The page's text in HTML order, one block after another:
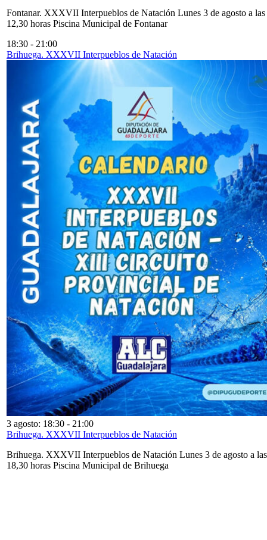
Fontanar. XXXVII Interpueblos de Natación Lunes 3 de agosto a las
12,30 horas Piscina Municipal de Fontanar
18:30 - 21:00
Brihuega. XXXVII Interpueblos de Natación
3 agosto: 18:30 - 21:00
Brihuega. XXXVII Interpueblos de Natación
Brihuega. XXXVII Interpueblos de Natación Lunes 3 de agosto a las
18,30 horas Piscina Municipal de Brihuega